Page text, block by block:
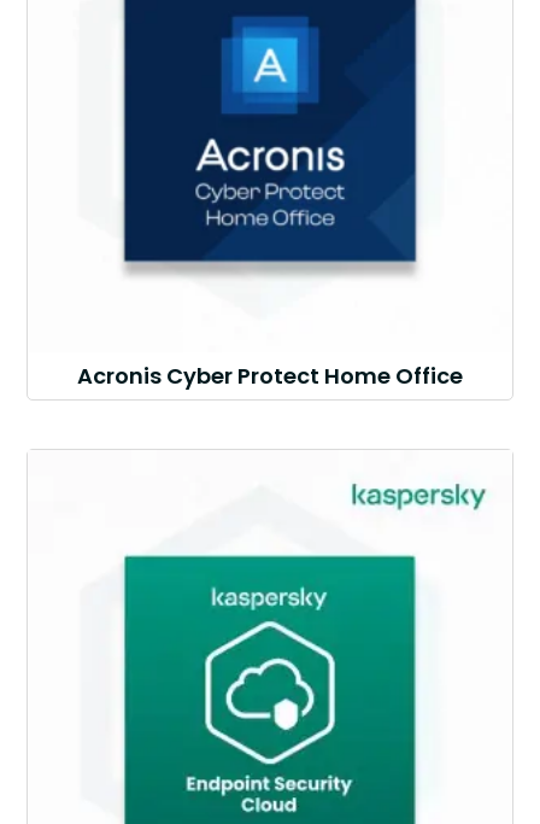
Acronis Cyber Protect Home Office